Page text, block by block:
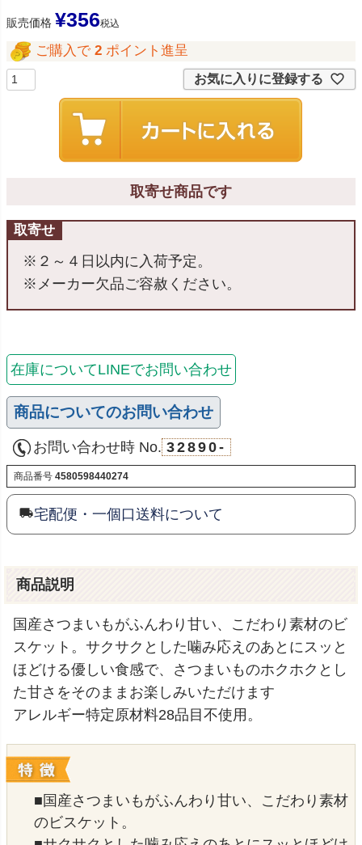
販売価格 ¥356税込
ご購入で 2 ポイント進呈
お気に入りに登録する
取寄せ商品です
取寄せ
※２～４日以内に入荷予定。
※メーカー欠品ご容赦ください。
在庫についてLINEでお問い合わせ
商品についてのお問い合わせ
お問い合わせ時 No. 32890-
商品番号 4580598440274
宅配便・一個口送料について
商品説明
国産さつまいもがふんわり甘い、こだわり素材のビ
スケット。サクサクとした噛み応えのあとにスッと
ほどける優しい食感で、さつまいものホクホクとし
た甘さをそのままお楽しみいただけます
アレルギー特定原材料28品目不使用。
■国産さつまいもがふんわり甘い、こだわり素材
のビスケット。